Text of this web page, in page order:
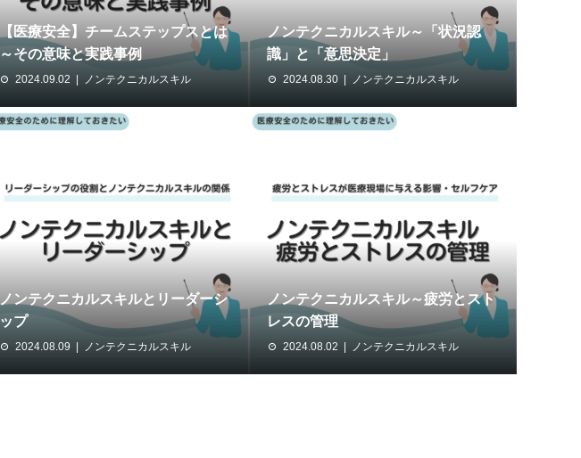
【医療安全】チームステップスとは
～その意味と実践事例
2024.09.02 ノンテクニカルスキル
ノンテクニカルスキル～「状況認
識」と「意思決定」
2024.08.30 ノンテクニカルスキル
ノンテクニカルスキルとリーダーシ
ップ
2024.08.09 ノンテクニカルスキル
ノンテクニカルスキル～疲労とスト
レスの管理
2024.08.02 ノンテクニカルスキル